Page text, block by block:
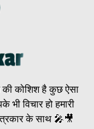
कोशिश है कुछ ऐसा
विचार हो हमारी
के साथ 🎤🎥